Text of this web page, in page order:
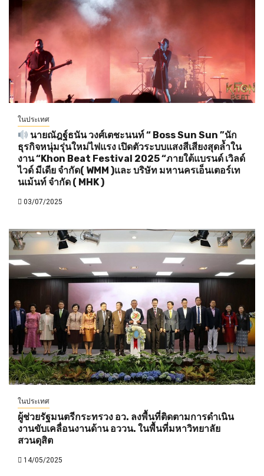
ในประเทศ
นายณัฎฐ์ธนัน วงศ์เตชะนนท์ “ Boss Sun Sun ”นัก
ธุรกิจหนุ่มรุ่นใหม่ไฟแรง เปิดตัวระบบแสงสีเสียงสุดล้ำใน
งาน “Khon Beat Festival 2025 “ภายใต้แบรนด์ เวิลด์
ไวด์ มีเดีย จำกัด( WMM )และ บริษัท มหานครเอ็นเตอร์เท
นเม้นท์ จำกัด ( MHK )
03/07/2025
ในประเทศ
ผู้ช่วยรัฐมนตรีกระทรวง อว. ลงพื้นที่ติดตามการดำเนิน
งานขับเคลื่อนงานด้าน อววน. ในพื้นที่มหาวิทยาลัย
สวนดุสิต
14/05/2025